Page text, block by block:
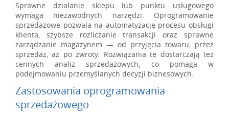
Sprawne działanie sklepu lub punktu usługowego
wymaga niezawodnych narzędzi. Oprogramowanie
sprzedażowe pozwala na automatyzację procesu obsługi
klienta, szybsze rozliczanie transakcji oraz sprawne
zarządzanie magazynem — od przyjęcia towaru, przez
sprzedaż, aż po zwroty. Rozwiązania te dostarczają też
cennych analiz sprzedażowych, co pomaga w
podejmowaniu przemyślanych decyzji biznesowych.
Zastosowania oprogramowania
sprzedażowego